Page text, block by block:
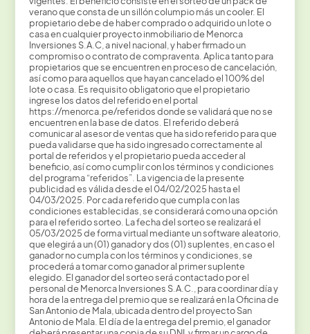
verano que consta de un sillón columpio más un cooler. El
propietario debe de haber comprado o adquirido un lote o
casa en cualquier proyecto inmobiliario de Menorca
Inversiones S.A.C, a nivel nacional, y haber firmado un
compromiso o contrato de compraventa. Aplica tanto para
propietarios que se encuentren en proceso de cancelación,
así como para aquellos que hayan cancelado el 100% del
lote o casa. Es requisito obligatorio que el propietario
ingrese los datos del referido en el portal
https://menorca.pe/referidos donde se validará que no se
encuentren en la base de datos. El referido deberá
comunicar al asesor de ventas que ha sido referido para que
pueda validarse que ha sido ingresado correctamente al
portal de referidos y el propietario pueda acceder al
beneficio, así como cumplir con los términos y condiciones
del programa “referidos”. La vigencia de la presente
publicidad es válida desde el 04/02/2025 hasta el
04/03/2025. Por cada referido que cumpla con las
condiciones establecidas, se considerará como una opción
para el referido sorteo. La fecha del sorteo se realizará el
05/03/2025 de forma virtual mediante un software aleatorio,
que elegirá a un (01) ganador y dos (01) suplentes, en caso el
ganador no cumpla con los términos y condiciones, se
procederá a tomar como ganador al primer suplente
elegido. El ganador del sorteo será contactado por el
personal de Menorca Inversiones S.A.C., para coordinar día y
hora de la entrega del premio que se realizará en la Oficina de
San Antonio de Mala, ubicada dentro del proyecto San
Antonio de Mala. El día de la entrega del premio, el ganador